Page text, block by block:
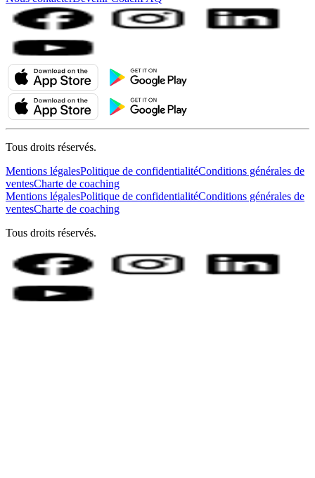
Tous droits réservés.
Mentions légalesPolitique de confidentialitéConditions générales de
ventesCharte de coaching
Mentions légalesPolitique de confidentialitéConditions générales de
ventesCharte de coaching
Tous droits réservés.